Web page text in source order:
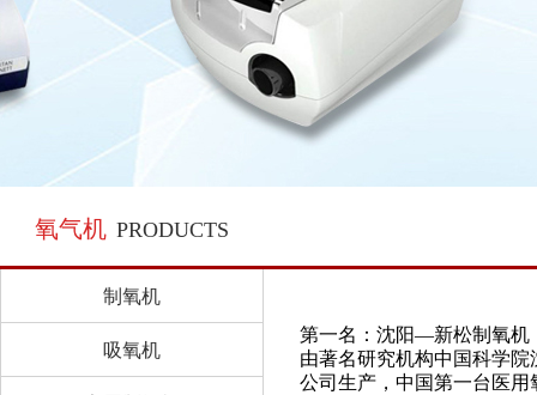
氧气机 PRODUCTS
制氧机
吸氧机
第一名：沈阳—新松制氧机
由著名研究机构中国科学
公司生产，中国第一台医